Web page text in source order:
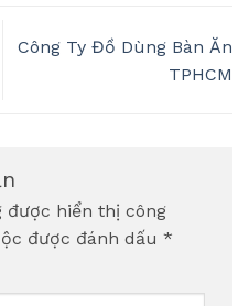
Công Ty Đồ Dùng Bàn Ăn
TPHCM
được hiển thị công
được đánh dấu *